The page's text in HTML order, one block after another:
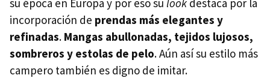
incorporación de prendas más elegantes y
refinadas. Mangas abullonadas, tejidos lujosos,
sombreros y estolas de pelo. Aún así su estilo más
campero también es digno de imitar.